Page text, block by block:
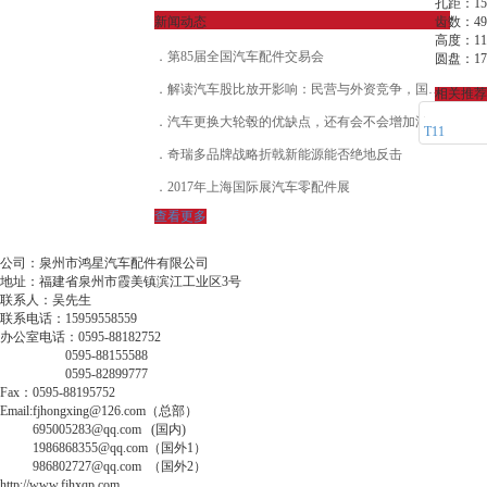
孔距：
齿数：49
高度：
圆盘：
相关推荐
T11
新闻动态
第85届全国汽车配件交易会
解读汽车股比放开影响：民营与外资竞争，国企人才流失加速
汽车更换大轮毂的优缺点，还有会不会增加油耗？
奇瑞多品牌战略折戟新能源能否绝地反击
2017年上海国际展汽车零配件展
查看更多
公司：泉州市鸿星汽车配件有限公司
地址：福建省泉州市霞美镇滨江工业区3号
联系人：吴先生
联系电话：15959558559
办公室电话：0595-88182752
0595-88155588
0595-82899777
Fax：0595-88195752
Email:fjhongxing@126.com（总部）
695005283@qq.com (国内)
1986868355@qq.com（国外1）
986802727@qq.com （国外2）